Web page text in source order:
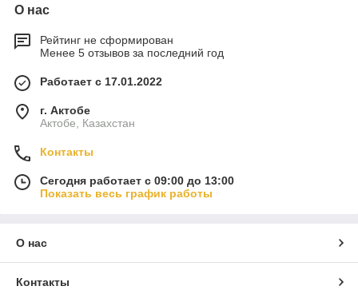
О нас
Рейтинг не сформирован
Менее 5 отзывов за последний год
Работает с 17.01.2022
г. Актобе
Актобе, Казахстан
Контакты
Сегодня работает с 09:00 до 13:00
Показать весь график работы
О нас
Контакты